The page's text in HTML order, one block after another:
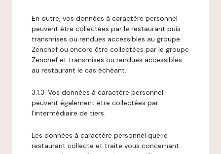
En outre, vos données à caractère personnel
peuvent être collectées par le restaurant puis
transmises ou rendues accessibles au groupe
Zenchef ou encore être collectées par le groupe
Zenchef et transmises ou rendues accessibles
au restaurant le cas échéant.
3.1.3. Vos données à caractère personnel
peuvent également être collectées par
l’intermédiaire de tiers.
Les données à caractère personnel que le
restaurant collecte et traite vous concernant